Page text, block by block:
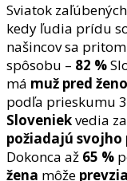
Sviatok
kedy ľudia prídu
našincov sa
spôsobu – 82 %
má muž pred
podľa prieskumu
Sloveniekvedia
požiadajú svojho
Dokonca až 65 %
žena môže